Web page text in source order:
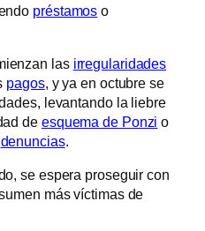
préstamos o
las irregularidades
pagos, y ya en octubre se
levantando la liebre
de esquema de Ponzi o
denuncias.
se espera proseguir con
más víctimas de